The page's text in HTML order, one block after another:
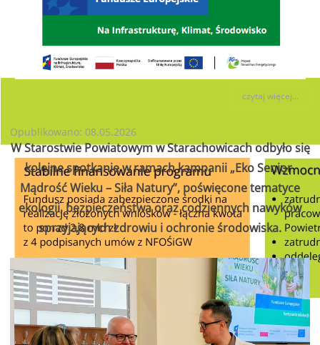
czytaj więcej...
Opublikowano: 08.05.2026
W Starostwie Powiatowym w Starachowicach odbyło się
kolejne spotkanie w ramach kampanii „Eko Senior.
Mądrość Wieku – Siła Natury”, poświęcone tematyce
ekologii, bezpieczeństwa oraz codziennych nawyków
sprzyjających zdrowiu i ochronie środowiska.